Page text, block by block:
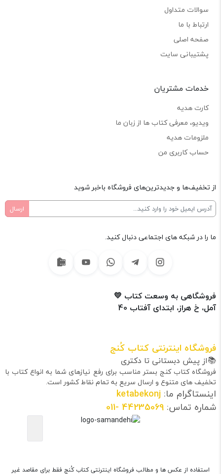
سوالات متداول
ارتباط با ما
صفحه اصلی
پشتیبانی سایت
خدمات مشتریان
کارت هدیه
ویدیو، معرفی کتاب ها از زبان ما
ملزومات هدیه
حساب کاربری من
از تخفیف‌ها و جدیدترین‌های فروشگاه باخبر شوید
ما را در شبکه های اجتماعی دنبال کنید.
فروشگاهی به وسعت کتاب 💛
آمل، خ هراز، ابتدای آفتاب 40
فروشگاه اینترنتی کتاب کُنج
📚از پیش دبستانی تا دکتری
فروشگاه کتاب کنج بستر مناسب برای رفع نیازهای شما به انواع کتاب با
تخفیف های متنوع و ارسال سریع به تمام نقاط کشور است.
اینستاگرام ما: ketabekonj
شماره تماس: 44235069
-011
استفاده از عکس ها و مطالب فروشگاه اینترنتی کتاب کُنج فقط برای مقاصد غیر